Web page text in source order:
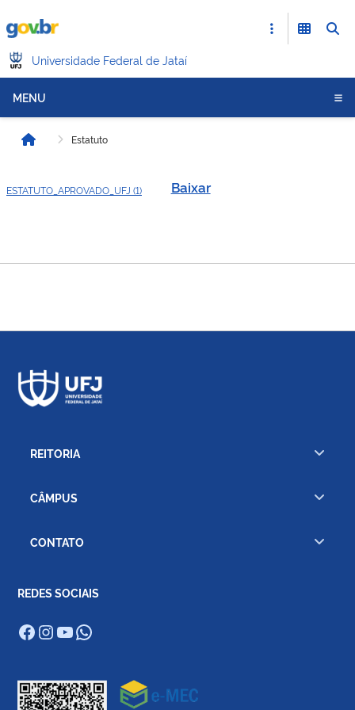
Universidade Federal de Jataí
MENU
Início Estatuto
ESTATUTO_APROVADO_UFJ (1) Baixar
REITORIA
CÂMPUS
CONTATO
REDES SOCIAIS
Facebook
Instagram
Youtube
WhatsApp